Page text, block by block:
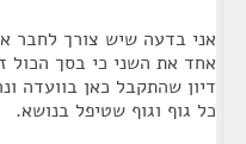
אני בדעה שיש צורך לחבר
אחד את השני כי בסך הכול
דיון שהתקבל כאן בוועדה
כל גוף וגוף שטיפל בנושא.